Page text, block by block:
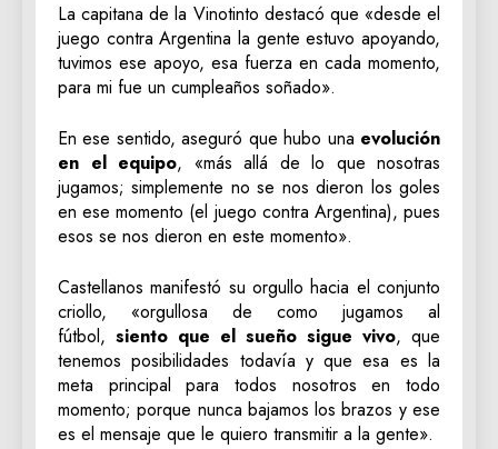
La capitana de la Vinotinto destacó que «desde el
juego contra Argentina la gente estuvo apoyando,
tuvimos ese apoyo, esa fuerza en cada momento,
para mi fue un cumpleaños soñado».
En ese sentido, aseguró que hubo una evolución
en el equipo, «más allá de lo que nosotras
jugamos; simplemente no se nos dieron los goles
en ese momento (el juego contra Argentina), pues
esos se nos dieron en este momento».
Castellanos manifestó su orgullo hacia el conjunto
criollo, «orgullosa de como jugamos al
fútbol, siento que el sueño sigue vivo, que
tenemos posibilidades todavía y que esa es la
meta principal para todos nosotros en todo
momento; porque nunca bajamos los brazos y ese
es el mensaje que le quiero transmitir a la gente».